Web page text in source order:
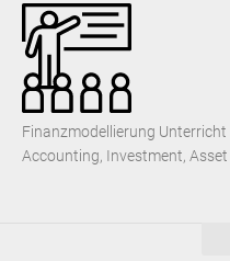
Finanzmodellierung Unterricht
Accounting, Investment,